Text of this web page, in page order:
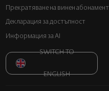
Прекратяване на винен абонамент
Декларация за достъпност
Информация за AI
SWITCH TO
ENGLISH